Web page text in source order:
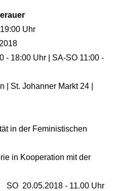
Uhr
- 18:00 Uhr | SA-SO 11:00 -
| St. Johanner Markt 24 |
in der Feministischen
in Kooperation mit der
SO 20.05.2018 - 11.00 Uhr